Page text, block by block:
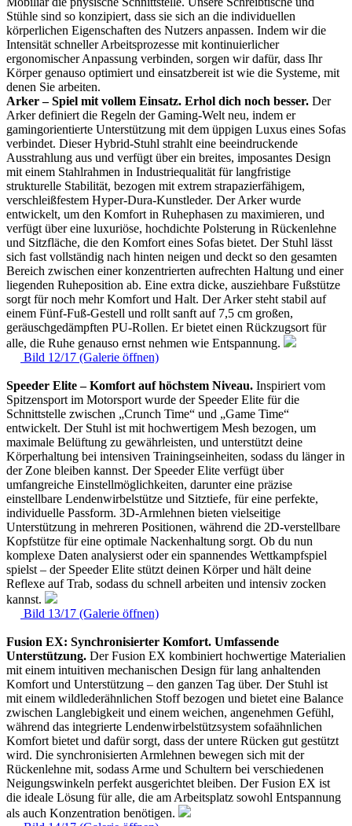
Stühle sind so konzipiert, dass sie sich an die individuellen
körperlichen Eigenschaften des Nutzers anpassen. Indem wir die
Intensität schneller Arbeitsprozesse mit kontinuierlicher
ergonomischer Anpassung verbinden, sorgen wir dafür, dass Ihr
Körper genauso optimiert und einsatzbereit ist wie die Systeme, mit
denen Sie arbeiten.
Arker – Spiel mit vollem Einsatz. Erhol dich noch besser. Der
Arker definiert die Regeln der Gaming-Welt neu, indem er
gamingorientierte Unterstützung mit dem üppigen Luxus eines Sofas
verbindet. Dieser Hybrid-Stuhl strahlt eine beeindruckende
Ausstrahlung aus und verfügt über ein breites, imposantes Design
mit einem Stahlrahmen in Industriequalität für langfristige
strukturelle Stabilität, bezogen mit extrem strapazierfähigem,
verschleißfestem Hyper-Dura-Kunstleder. Der Arker wurde
entwickelt, um den Komfort in Ruhephasen zu maximieren, und
verfügt über eine luxuriöse, hochdichte Polsterung in Rückenlehne
und Sitzfläche, die den Komfort eines Sofas bietet. Der Stuhl lässt
sich fast vollständig nach hinten neigen und deckt so den gesamten
Bereich zwischen einer konzentrierten aufrechten Haltung und einer
liegenden Ruheposition ab. Eine extra dicke, ausziehbare Fußstütze
sorgt für noch mehr Komfort und Halt. Der Arker steht stabil auf
einem Fünf-Fuß-Gestell und rollt sanft auf 7,5 cm großen,
geräuschgedämpften PU-Rollen. Er bietet einen Rückzugsort für
alle, die Ruhe genauso ernst nehmen wie Entspannung.
Bild 12/17 (Galerie öffnen)
Speeder Elite – Komfort auf höchstem Niveau. Inspiriert vom
Spitzensport im Motorsport wurde der Speeder Elite für die
Schnittstelle zwischen „Crunch Time“ und „Game Time“
entwickelt. Der Stuhl ist mit hochwertigem Mesh bezogen, um
maximale Belüftung zu gewährleisten, und unterstützt deine
Körperhaltung bei intensiven Trainingseinheiten, sodass du länger in
der Zone bleiben kannst. Der Speeder Elite verfügt über
umfangreiche Einstellmöglichkeiten, darunter eine präzise
einstellbare Lendenwirbelstütze und Sitztiefe, für eine perfekte,
individuelle Passform. 3D-Armlehnen bieten vielseitige
Unterstützung in mehreren Positionen, während die 2D-verstellbare
Kopfstütze für eine optimale Nackenhaltung sorgt. Ob du nun
komplexe Daten analysierst oder ein spannendes Wettkampfspiel
spielst – der Speeder Elite stützt deinen Körper und hält deine
Reflexe auf Trab, sodass du schnell arbeiten und intensiv zocken
kannst.
Bild 13/17 (Galerie öffnen)
Fusion EX: Synchronisierter Komfort. Umfassende
Unterstützung. Der Fusion EX kombiniert hochwertige Materialien
mit einem intuitiven mechanischen Design für lang anhaltenden
Komfort und Unterstützung – den ganzen Tag über. Der Stuhl ist
mit einem wildlederähnlichen Stoff bezogen und bietet eine Balance
zwischen Langlebigkeit und einem weichen, angenehmen Gefühl,
während das integrierte Lendenwirbelstützsystem sofaähnlichen
Komfort bietet und dafür sorgt, dass der untere Rücken gut gestützt
wird. Die synchronisierten Armlehnen bewegen sich mit der
Rückenlehne mit, sodass Arme und Schultern bei verschiedenen
Neigungswinkeln perfekt ausgerichtet bleiben. Der Fusion EX ist
die ideale Lösung für alle, die am Arbeitsplatz sowohl Entspannung
als auch Konzentration benötigen.